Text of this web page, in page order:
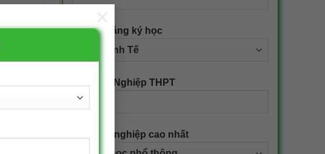
×
Ngành đăng ký học
Năm Tốt Nghiệp THPT
Bằng tốt nghiệp cao nhất